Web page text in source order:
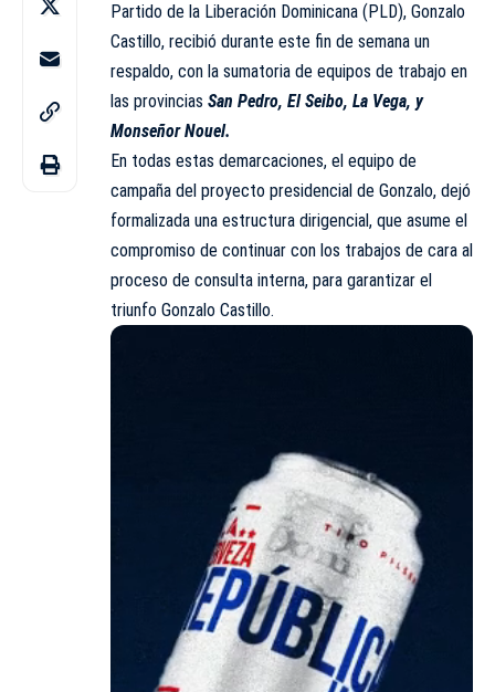
Partido de la Liberación Dominicana (PLD), Gonzalo
Castillo, recibió durante este fin de semana un
respaldo, con la sumatoria de equipos de trabajo en
las provincias San Pedro, El Seibo, La Vega, y
Monseñor Nouel.
En todas estas demarcaciones, el equipo de
campaña del proyecto presidencial de Gonzalo, dejó
formalizada una estructura dirigencial, que asume el
compromiso de continuar con los trabajos de cara al
proceso de consulta interna, para garantizar el
triunfo Gonzalo Castillo.